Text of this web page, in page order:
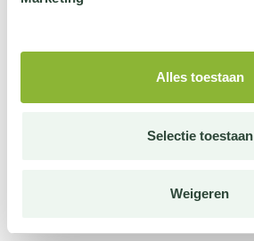
Alles toestaan
Selectie toestaan
Weigeren